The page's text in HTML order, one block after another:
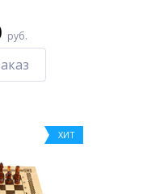
руб.
ХИТ